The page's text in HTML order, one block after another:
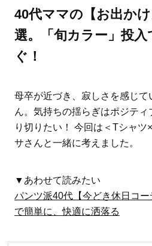
ママとパパに贈る「ジェンダー
40代ママの【お出か
選。「旬カラー」投
ぐ！
母卒が近づき、寂しさを感じて
ん。気持ちの揺らぎはポジテ
り切りたい！ 今回は＜Tシャツ
サさんと一緒に考えました。
▼あわせて読みたい
パンツ派40代【今どき休日コ
で簡単に、快適に洒落る